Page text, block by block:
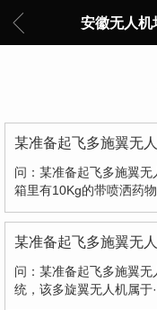
安徽无人机
问：某准备起飞多施翼
箱里有10Kg的带喷洒药物
问：某准备起飞多施翼
统，该多旋翼无人机属于